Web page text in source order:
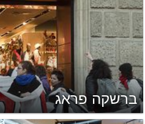
ברשקה פראג